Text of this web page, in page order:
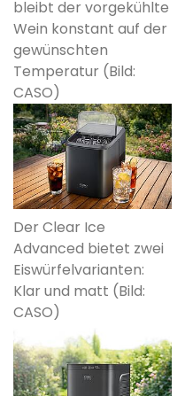
bleibt der vorgekühlte
Wein konstant auf der
gewünschten
Temperatur (Bild:
CASO)
Der Clear Ice
Advanced bietet zwei
Eiswürfelvarianten:
Klar und matt (Bild:
CASO)